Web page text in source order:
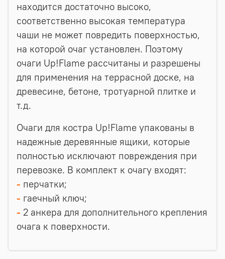
находится достаточно высоко,
соответственно высокая температура
чаши не может повредить поверхностью,
на которой очаг установлен. Поэтому
очаги Up!Flame рассчитаны и разрешены
для применения на террасной доске, на
древесине, бетоне, тротуарной плитке и
т.д.
Очаги для костра Up!Flame упакованы в
надежные деревянные ящики, которые
полностью исключают повреждения при
перевозке. В комплект к очагу входят:
- перчатки;
- гаечный ключ;
- 2 анкера для дополнительного крепления
очага к поверхности.